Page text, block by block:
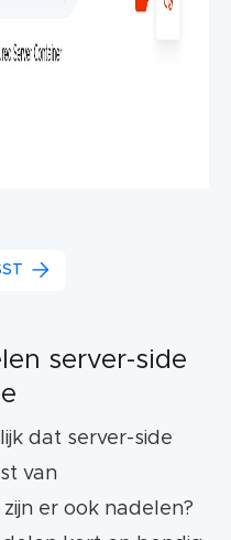
server-side
dat server-side
van
er ook nadelen?